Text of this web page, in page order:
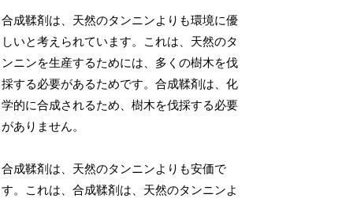
合成鞣剤は、天然のタンニンよりも環境に優
しいと考えられています。これは、天然のタ
ンニンを生産するためには、多くの樹木を伐
採する必要があるためです。合成鞣剤は、化
学的に合成されるため、樹木を伐採する必要
がありません。
合成鞣剤は、天然のタンニンよりも安価で
す。これは、合成鞣剤は、天然のタンニンよ